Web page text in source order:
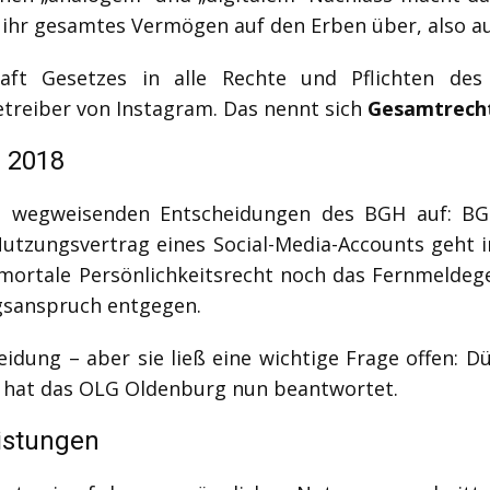
gesamtes Vermögen auf den Erben über, also
Gesetzes in alle Rechte und Pflichten
von Instagram. Das nennt sich
Entscheidungen des BGH auf:
eines Social-Media-Accounts geht
Persönlichkeitsrecht noch das
entgegen.
– aber sie ließ eine wichtige Frage offen:
hat das OLG Oldenburg nun beantwortet.